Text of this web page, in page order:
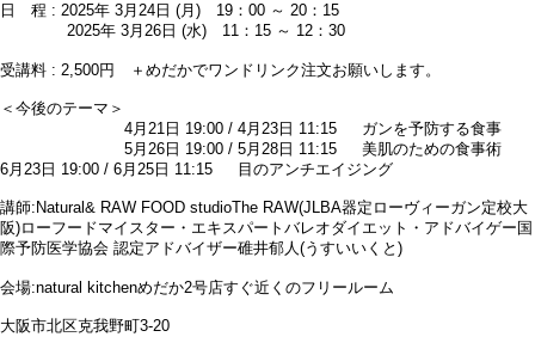
日 程 : 2025年 3月24日 (月) 19：00 ～ 20：15
2025年 3月26日 (水) 11：15 ～ 12：30
受講料 : 2,500円 ＋めだかでワンドリンク注文お願いします。
＜今後のテーマ＞
4月21日 19:00 / 4月23日 11:15 ガンを予防する食事
5月26日 19:00 / 5月28日 11:15 美肌のための食事術
6月23日 19:00 / 6月25日 11:15 目のアンチエイジング
講師:Natural& RAW FOOD studioThe RAW(JLBA器定ローヴィーガン定校大
阪)ローフードマイスター・エキスパートバレオダイエット・アドバイゲー国
際予防医学協会 認定アドバイザー碓井郁人(うすいいくと)
会場:natural kitchenめだか2号店すぐ近くのフリールーム
大阪市北区克我野町3-20